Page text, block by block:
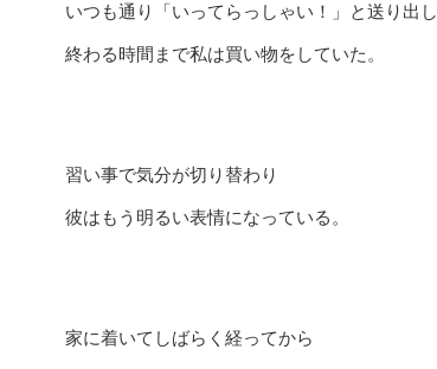
いつも通り「いってらっしゃい！」と送り出し
終わる時間まで私は買い物をしていた。
習い事で気分が切り替わり
彼はもう明るい表情になっている。
家に着いてしばらく経ってから